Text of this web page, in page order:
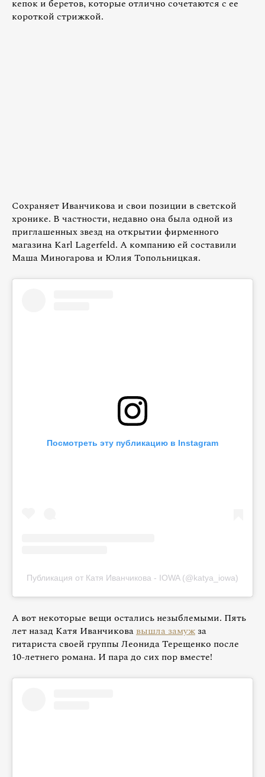
кепок и беретов, которые отлично сочетаются с ее
короткой стрижкой.
Сохраняет Иванчикова и свои позиции в светской
хронике. В частности, недавно она была одной из
приглашенных звезд на открытии фирменного
магазина Karl Lagerfeld. А компанию ей составили
Маша Миногарова и Юлия Топольницкая.
Посмотреть эту публикацию в Instagram
Публикация от Катя Иванчикова - IOWA (@katya_iowa)
А вот некоторые вещи остались незыблемыми. Пять
лет назад Катя Иванчиковавышла замуж за
гитариста своей группы Леонида Терещенко после
10-летнего романа. И пара до сих пор вместе!